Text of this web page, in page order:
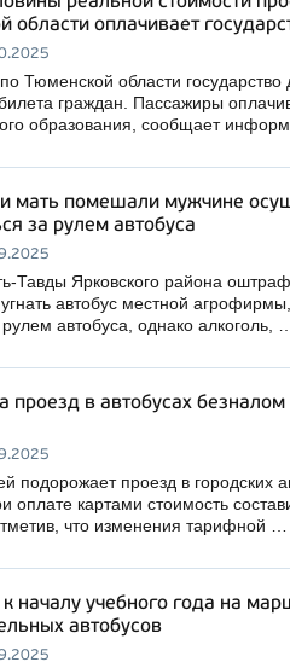
области оплачивает
Тюменской области государство
граждан. Пассажиры
образования, сообщает
мать помешали мужчине
за рулем автобуса
Тавды Ярковского района
автобус местной
автобуса, однако алкоголь,
проезд в автобусах
подорожает проезд в городских
оплате картами стоимость
что изменения тарифной …
началу учебного года на
автобусов